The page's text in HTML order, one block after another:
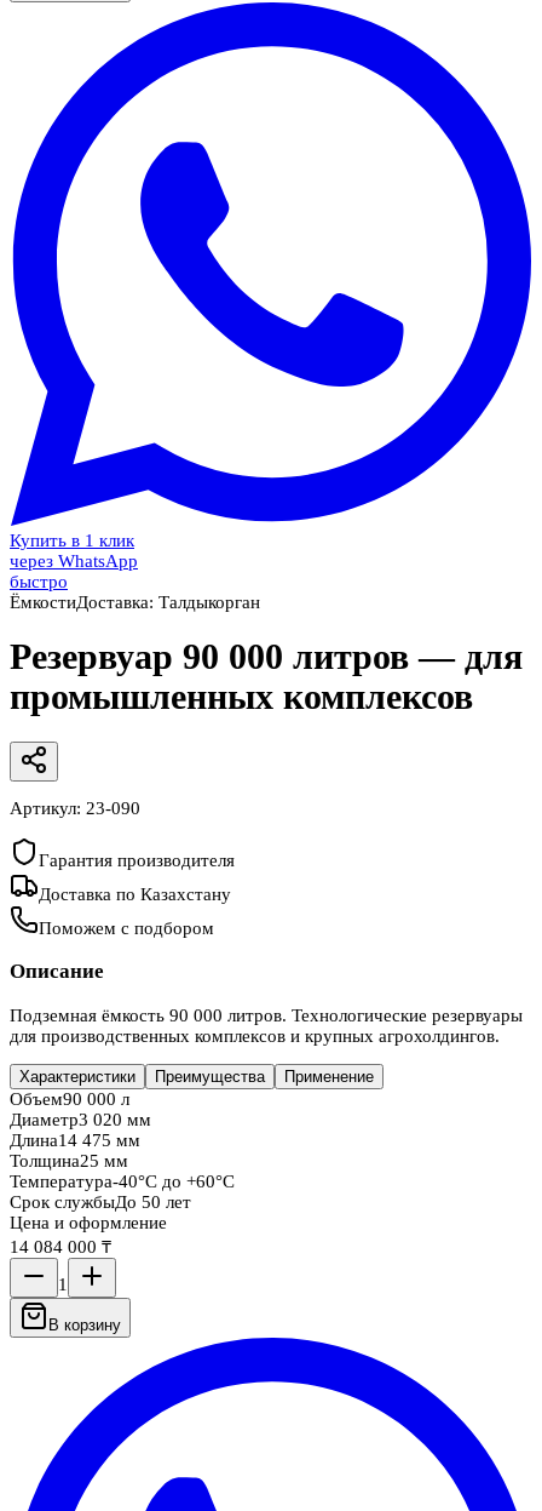
Купить в 1 клик
через WhatsApp
быстро
ЁмкостиДоставка: Талдыкорган
Резервуар 90 000 литров — для
промышленных комплексов
Артикул: 23-090
Гарантия производителя
Доставка по Казахстану
Поможем с подбором
Описание
Подземная ёмкость 90 000 литров. Технологические резервуары
для производственных комплексов и крупных агрохолдингов.
Характеристики Преимущества Применение
Объем90 000 л
Диаметр3 020 мм
Длина14 475 мм
Толщина25 мм
Температура-40°C до +60°C
Срок службыДо 50 лет
Цена и оформление
14 084 000 ₸
1
В корзину